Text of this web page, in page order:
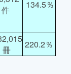
件
134.5％
冊
220.2％